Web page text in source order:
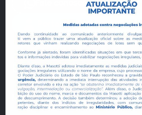
Fale conosco
Portal do Cliente
Empreendimentos e
Manai Bosque